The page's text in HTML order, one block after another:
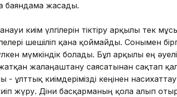
баяндама жасады.
киім үлгілерін тіктіру арқылы тек
шешіліп қана қоймайды. Сонымен
үлкен мүмкіндік болады. Бұл арқылы ең
жалаңаштану саясатынан сақтап
- ұлттық киімдерімізді кеңінен
жүру. Діни басқарманың қолға алып